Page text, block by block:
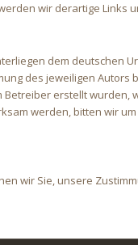
wir derartige Links
dem deutschen
des jeweiligen
erstellt
werden, bitten wir
wir Sie, unsere